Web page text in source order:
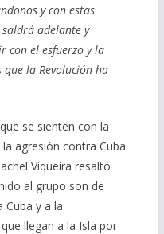
y con estas
adelante y
con el esfuerzo y la
la Revolución ha
se sienten con la
agresión contra Cuba
Viqueira resaltó
al grupo son de
Cuba y a la
llegan a la Isla por